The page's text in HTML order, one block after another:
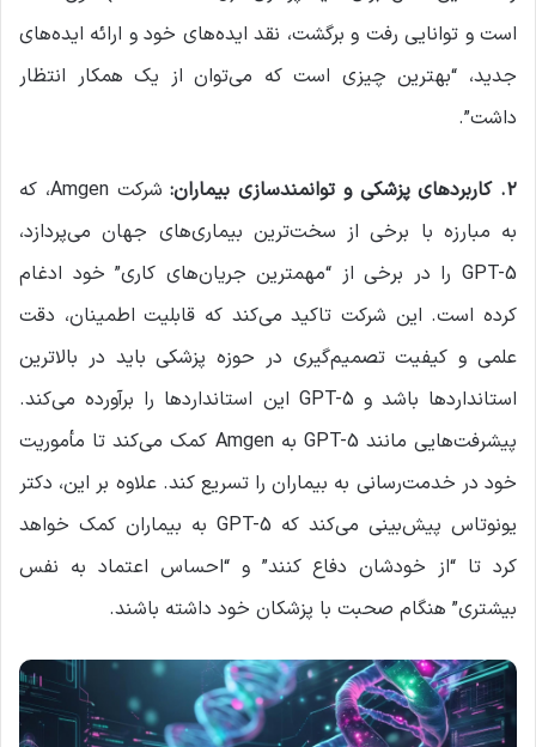
است و توانایی رفت و برگشت، نقد ایده‌های خود و ارائه ایده‌های
جدید، “بهترین چیزی است که می‌توان از یک همکار انتظار
داشت”.
۲.کاربردهای پزشکی و توانمندسازی بیماران:
شرکت Amgen، که
به مبارزه با برخی از سخت‌ترین بیماری‌های جهان می‌پردازد،
GPT-5 را در برخی از “مهمترین جریان‌های کاری” خود ادغام
کرده است. این شرکت تاکید می‌کند که قابلیت اطمینان، دقت
علمی و کیفیت تصمیم‌گیری در حوزه پزشکی باید در بالاترین
استانداردها باشد و GPT-5 این استانداردها را برآورده می‌کند.
پیشرفت‌هایی مانند GPT-5 به Amgen کمک می‌کند تا مأموریت
خود در خدمت‌رسانی به بیماران را تسریع کند. علاوه بر این، دکتر
یونوتاس پیش‌بینی می‌کند که GPT-5 به بیماران کمک خواهد
کرد تا “از خودشان دفاع کنند” و “احساس اعتماد به نفس
بیشتری” هنگام صحبت با پزشکان خود داشته باشند.